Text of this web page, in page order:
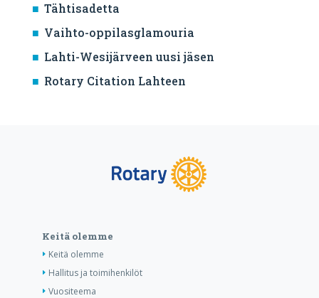
Tähtisadetta
Vaihto-oppilasglamouria
Lahti-Wesijärveen uusi jäsen
Rotary Citation Lahteen
Keitä olemme
Keitä olemme
Hallitus ja toimihenkilöt
Vuositeema